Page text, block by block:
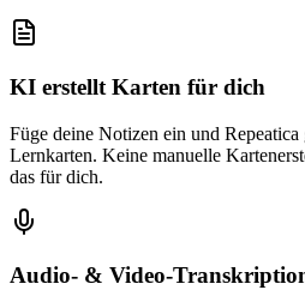
KI erstellt Karten für dich
Füge deine Notizen ein und Repeatica
Lernkarten. Keine manuelle
das für dich.
Audio- & Video-